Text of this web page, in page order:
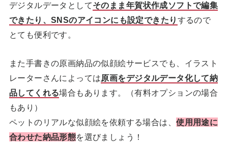
デジタルデータとしてそのまま年賀状作成ソフトで編集
できたり、SNSのアイコンにも設定できたり するので
とても便利です。
また手書きの原画納品の似顔絵サービスでも、イラスト
レーターさんによっては原画をデジタルデータ化して納
品してくれる場合もあります。（有料オプションの場合
もあり）
ペットのリアルな似顔絵を依頼する場合は、使用用途に
合わせた納品形態を選びましょう！